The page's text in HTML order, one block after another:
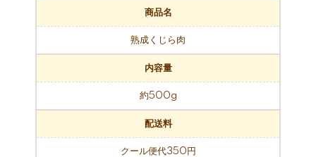
商品名
熟成くじら肉
内容量
約500g
配送料
クール便代350円